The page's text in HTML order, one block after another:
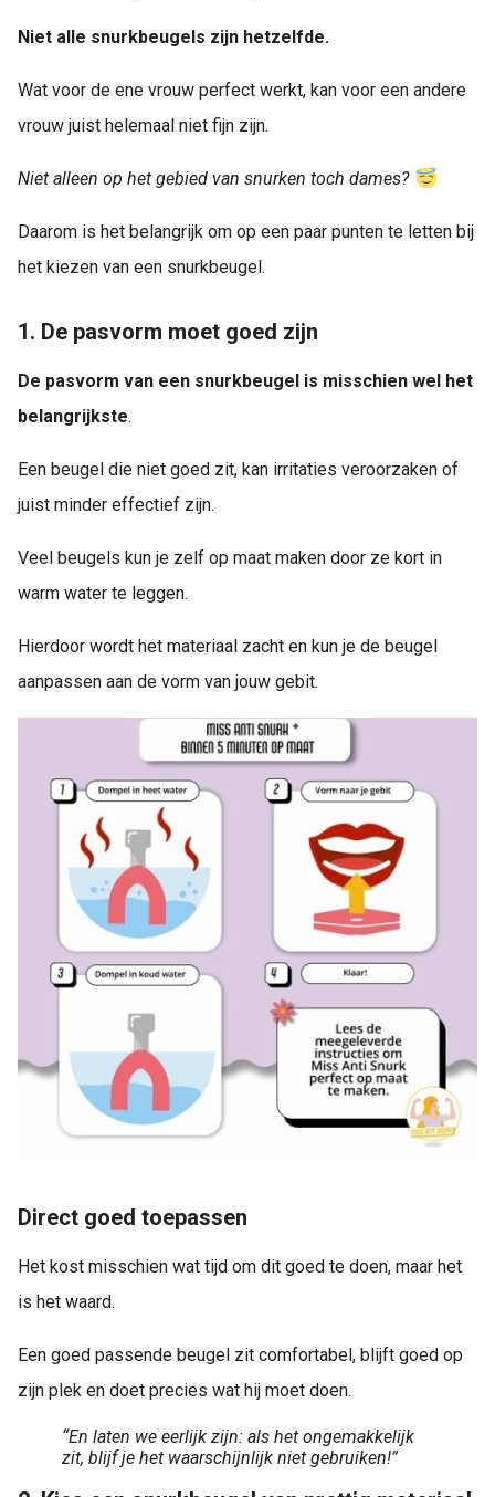
Niet alle snurkbeugels zijn hetzelfde.
Wat voor de ene vrouw perfect werkt, kan voor een andere
vrouw juist helemaal niet fijn zijn.
Niet alleen op het gebied van snurken toch dames?
Daarom is het belangrijk om op een paar punten te letten bij
het kiezen van een snurkbeugel.
1. De pasvorm moet goed zijn
De pasvorm van een snurkbeugel is misschien wel het
belangrijkste.
Een beugel die niet goed zit, kan irritaties veroorzaken of
juist minder effectief zijn.
Veel beugels kun je zelf op maat maken door ze kort in
warm water te leggen.
Hierdoor wordt het materiaal zacht en kun je de beugel
aanpassen aan de vorm van jouw gebit.
Direct goed toepassen
Het kost misschien wat tijd om dit goed te doen, maar het
is het waard.
Een goed passende beugel zit comfortabel, blijft goed op
zijn plek en doet precies wat hij moet doen.
“En laten we eerlijk zijn: als het ongemakkelijk
zit, blijf je het waarschijnlijk niet gebruiken!”